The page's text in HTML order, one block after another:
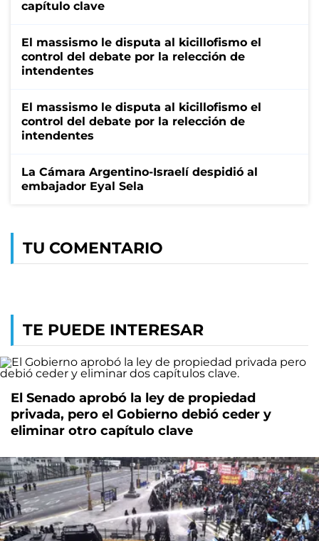
capítulo clave
El massismo le disputa al kicillofismo el
control del debate por la relección de
intendentes
El massismo le disputa al kicillofismo el
control del debate por la relección de
intendentes
La Cámara Argentino-Israelí despidió al
embajador Eyal Sela
TU COMENTARIO
TE PUEDE INTERESAR
El Senado aprobó la ley de propiedad
privada, pero el Gobierno debió ceder y
eliminar otro capítulo clave